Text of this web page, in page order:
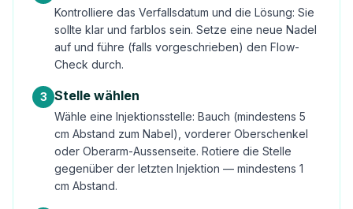
Kontrolliere das Verfallsdatum und die Lösung: Sie
sollte klar und farblos sein. Setze eine neue Nadel
auf und führe (falls vorgeschrieben) den Flow-
Check durch.
3 Stelle wählen
Wähle eine Injektionsstelle: Bauch (mindestens 5
cm Abstand zum Nabel), vorderer Oberschenkel
oder Oberarm-Aussenseite. Rotiere die Stelle
gegenüber der letzten Injektion — mindestens 1
cm Abstand.